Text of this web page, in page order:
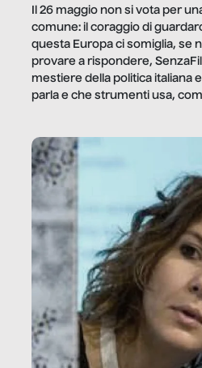
Il 26 maggio non si vota per
comune: il coraggio di
questa Europa ci somiglia, se
provare a rispondere,
mestiere della politica italiana
parla e che strumenti usa,